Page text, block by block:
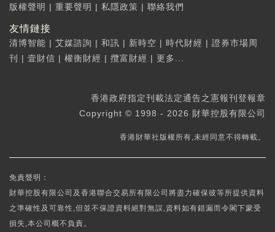
版權聲明 | 重要聲明 | 私隱政策 | 聯絡我們
友情鏈接
清博智能 | 艾媒諮詢 | 和訊 | 新時空 | 時代財經 | 證券市場周
刊
| 壹財信 | 權衡財經 | 攬富財經 | 更多...
香港政府指定刊載法定通告之憲報刊登報章
Copyright © 1998 - 2026 財華控股有限公司
香港財華社版權所有,未經同意不得轉載。
免責聲明：
財華控股有限公司及香港聯合交易所有限公司將盡力確保彼等所提供資料
之準確性及可靠性,但並不保證資料絕對無誤,資料如有錯漏而令閣下蒙受
損失,本公司概不負責。